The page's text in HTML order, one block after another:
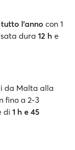
tutto l'anno con 1
dura 12 h e
da Malta alla
fino a 2-3
di 1 h e 45